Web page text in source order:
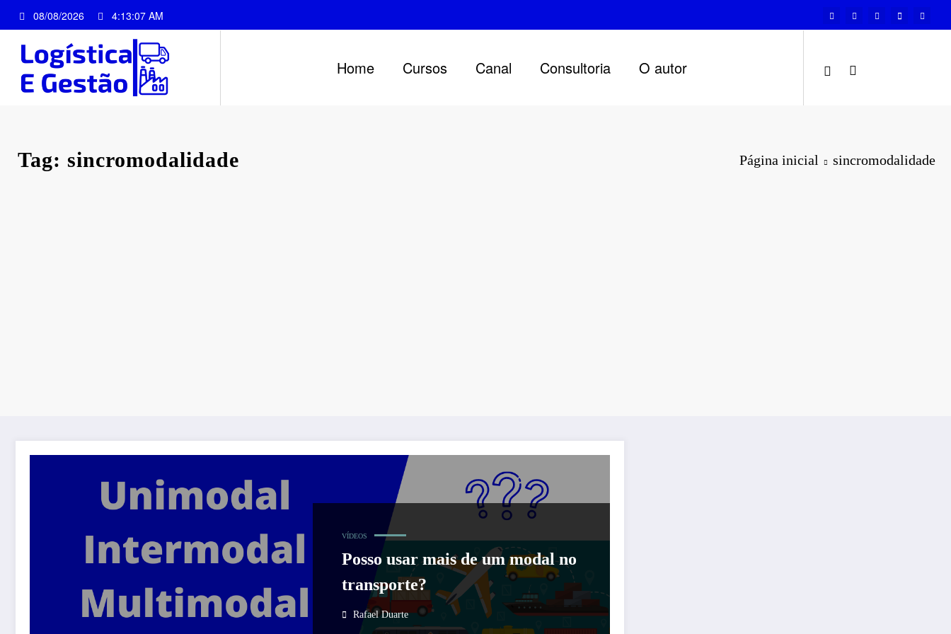
para
conteúdo
08/08/2026 4:13:08 AM
Home Cursos Canal Consultoria O autor
Tag: sincromodalidade Página inicial sincromodalidade
VÍDEOS
Posso usar mais de um modal no
transporte?
Rafael Duarte